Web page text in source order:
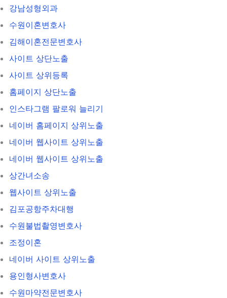
강남성형외과
수원이혼변호사
김해이혼전문변호사
사이트 상단노출
사이트 상위등록
홈페이지 상단노출
인스타그램 팔로워 늘리기
네이버 홈페이지 상위노출
네이버 웹사이트 상위노출
네이버 웹사이트 상위노출
상간녀소송
웹사이트 상위노출
김포공항주차대행
수원불법촬영변호사
조정이혼
네이버 사이트 상위노출
용인형사변호사
수원마약전문변호사